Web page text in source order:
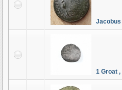
Jacobus II
1 Groat ,